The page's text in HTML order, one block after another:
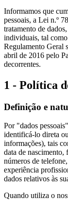
Informamos que
pessoais, a Lei n.º
tratamento de
individuais, tal como
Regulamento Geral
abril de 2016 pelo
decorrentes.
1 - Política
Definição e
Por "dados
identificá-lo direta
informações), tais
data de nascimento,
números de
experiência
dados relativos às
Quando utiliza o